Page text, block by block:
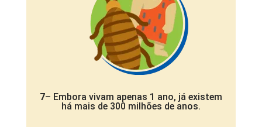
7– Embora vivam apenas 1 ano, já existem
há mais de 300 milhões de anos.